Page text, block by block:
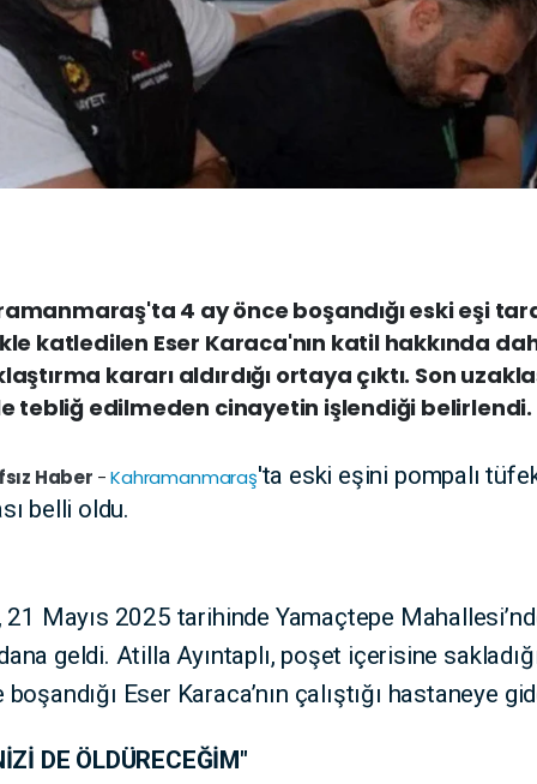
4 ay önce boşandığı eski eşi
katledilen Eser Karaca'nın katil hakkında
kararı aldırdığı ortaya çıktı. Son
tebliğ edilmeden cinayetin işlendiği belirlendi.
Haber -Kahramanmaraş'ta eski eşini pompalı
belli oldu.
21 Mayıs 2025 tarihinde Yamaçtepe
geldi. Atilla Ayıntaplı, poşet içerisine
boşandığı Eser Karaca’nın çalıştığı hastaneye
DE ÖLDÜRECEĞİM"